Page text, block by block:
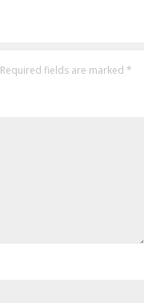
Required fields are marked *